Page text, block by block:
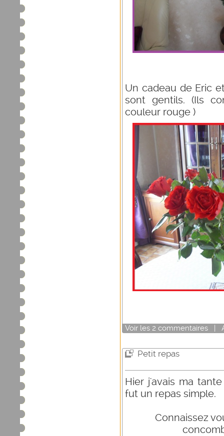
Un cadeau de Eric
sont gentils. (Ils
couleur rouge )
Voir les 2 commentaires |
Petit repas
Hier j'avais ma
fut un repas simple.
Connaissez
concombre